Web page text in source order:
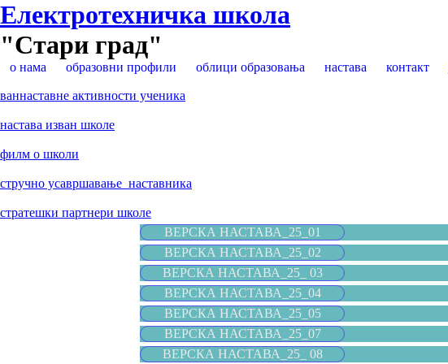
Електротехничка школа
"Стари град"
о нама образовни профили облици образовања настава контакт
ваннаставне активности ученика
настава изван школе
филм о школи
стручно усавршавање наставника
стратешки партнери школе
ВЕРСКА НАСТАВА_25_01
ВЕРСКА НАСТАВА_25_02
ВЕРСКА НАСТАВА_25_ 03
ВЕРСКА НАСТАВА_25_04
ВЕРСКА НАСТАВА_25_05
ВЕРСКА НАСТАВА_25_07
ВЕРСКА НАСТАВА_25_ 08